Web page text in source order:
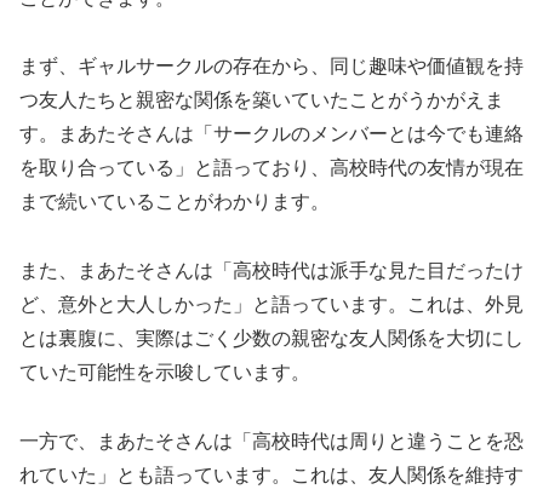
まず、ギャルサークルの存在から、同じ趣味や価値観を持
つ友人たちと親密な関係を築いていたことがうかがえま
す。まあたそさんは「サークルのメンバーとは今でも連絡
を取り合っている」と語っており、高校時代の友情が現在
まで続いていることがわかります。
また、まあたそさんは「高校時代は派手な見た目だったけ
ど、意外と大人しかった」と語っています。これは、外見
とは裏腹に、実際はごく少数の親密な友人関係を大切にし
ていた可能性を示唆しています。
一方で、まあたそさんは「高校時代は周りと違うことを恐
れていた」とも語っています。これは、友人関係を維持す